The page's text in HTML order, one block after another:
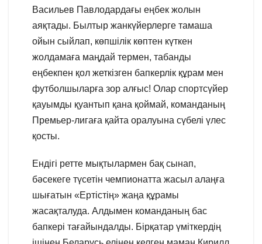
Васильев Павлодардағы еңбек жолын
аяқтады. Былтыр жанкүйерлерге тамаша
ойын сыйлап, көпшілік көптен күткен
жолдамаға маңдай термен, табанды
еңбекпен қол жеткізген бапкерлік құрам мен
футболшыларға зор алғыс! Олар спортсүйер
қауымды қуантып қана қоймай, команданың
Премьер-лигаға қайта оралуына сүбелі үлес
қосты.
Ендігі ретте мықтылармен бақ сынап,
бәсекеге түсетін чемпионатта жасыл алаңға
шығатын «Ертістің» жаңа құрамы
жасақталуда. Алдымен команданың бас
бапкері тағайындалды. Бірқатар үміткердің